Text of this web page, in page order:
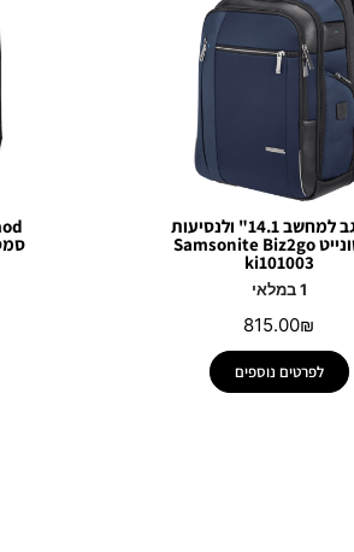
תיק גב למחשב 14.1" ולנסיעות
סמסונייט Samsonite Biz2go
ki101003
1 במלאי
815.00₪
לפרטים נוספים